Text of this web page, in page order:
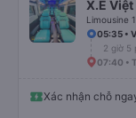
X.E Việt
Limousine
05:35 •
2 giờ 5
07:40 •
Xác nhận chỗ